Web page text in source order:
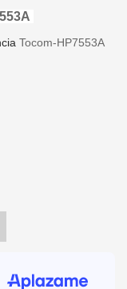
Tocom-HP7553A